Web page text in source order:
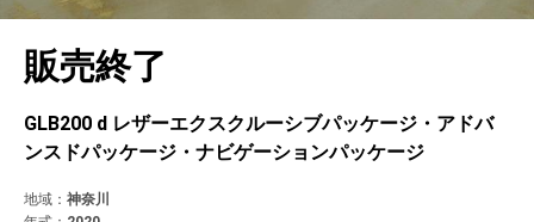
自動車保険
カタログ情報
問合せ履歴
アカウントの確認・編集
タイヤ交換
ボディ修理
プレスリリース
ヤナセの歴史
女性活躍・次世代育成
BMW認定中古車
フォルクスワーゲン認定中古車
ポルシェ認定中古車
新車情報
利用規約
金融商品の勧誘方針
© 2021 YANASE & CO.,LTD. ALL RIGHTS RESERVED.
販売終了
GLB200 d レザーエクスクルーシブパッケージ・アドバ
ンスドパッケージ・ナビゲーションパッケージ
地域： 神奈川